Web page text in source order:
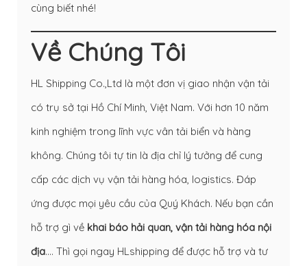
cùng biết nhé!
Về Chúng Tôi
HL Shipping Co.,Ltd là một đơn vị giao nhận vận tải
có trụ sở tại Hồ Chí Minh, Việt Nam. Với hơn 10 năm
kinh nghiệm trong lĩnh vực vân tải biển và hàng
không. Chúng tôi tự tin là địa chỉ lý tưởng để cung
cấp các dịch vụ vận tải hàng hóa, logistics. Đáp
ứng được mọi yêu cầu của Quý Khách. Nếu bạn cần
hỗ trợ gì về khai báo hải quan, vận tải hàng hóa nội
địa…. Thì gọi ngay HLshipping để được hỗ trợ và tư